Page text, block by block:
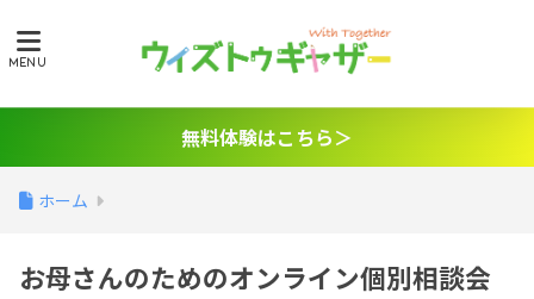
無料体験はこちら＞
ホーム
お母さんのためのオンライン個別相談会